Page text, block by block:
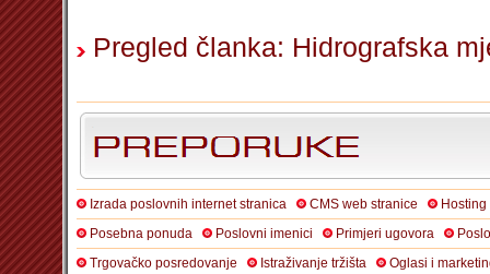
Pregled članka: Hidrografska
Izrada poslovnih internet stranica CMS web stranice
Posebna ponuda
Poslovni imenici Primjeri ugovora
Trgovačko posredovanje
Istraživanje tržišta
Oglasi i